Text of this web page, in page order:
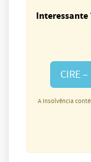
Interessante
CIRE
A Insolvência